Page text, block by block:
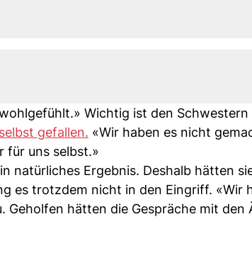
Wichtig ist den Schwestern
gefallen. «Wir haben es nicht
für uns selbst.»
natürliches Ergebnis. Deshalb hätten
es trotzdem nicht in den Eingriff. «Wir
Geholfen hätten die Gespräche mit